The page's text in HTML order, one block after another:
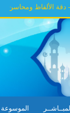
ومحاسن السلوك
الموسوعة